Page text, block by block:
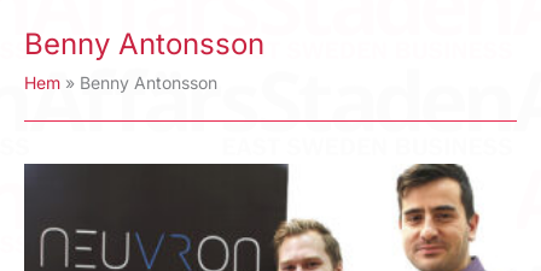
Benny Antonsson
Hem Benny Antonsson